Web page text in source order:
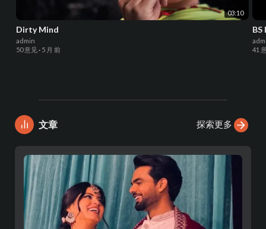
03:10
Dirty Mind
admin
50 意见 · 5 月 前
BS
41
文章 探索更多